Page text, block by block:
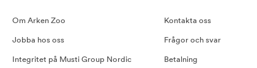
Om Arken Zoo
Jobba hos oss
Integritet på Musti Group Nordic
Kontakta oss
Frågor och svar
Betalning